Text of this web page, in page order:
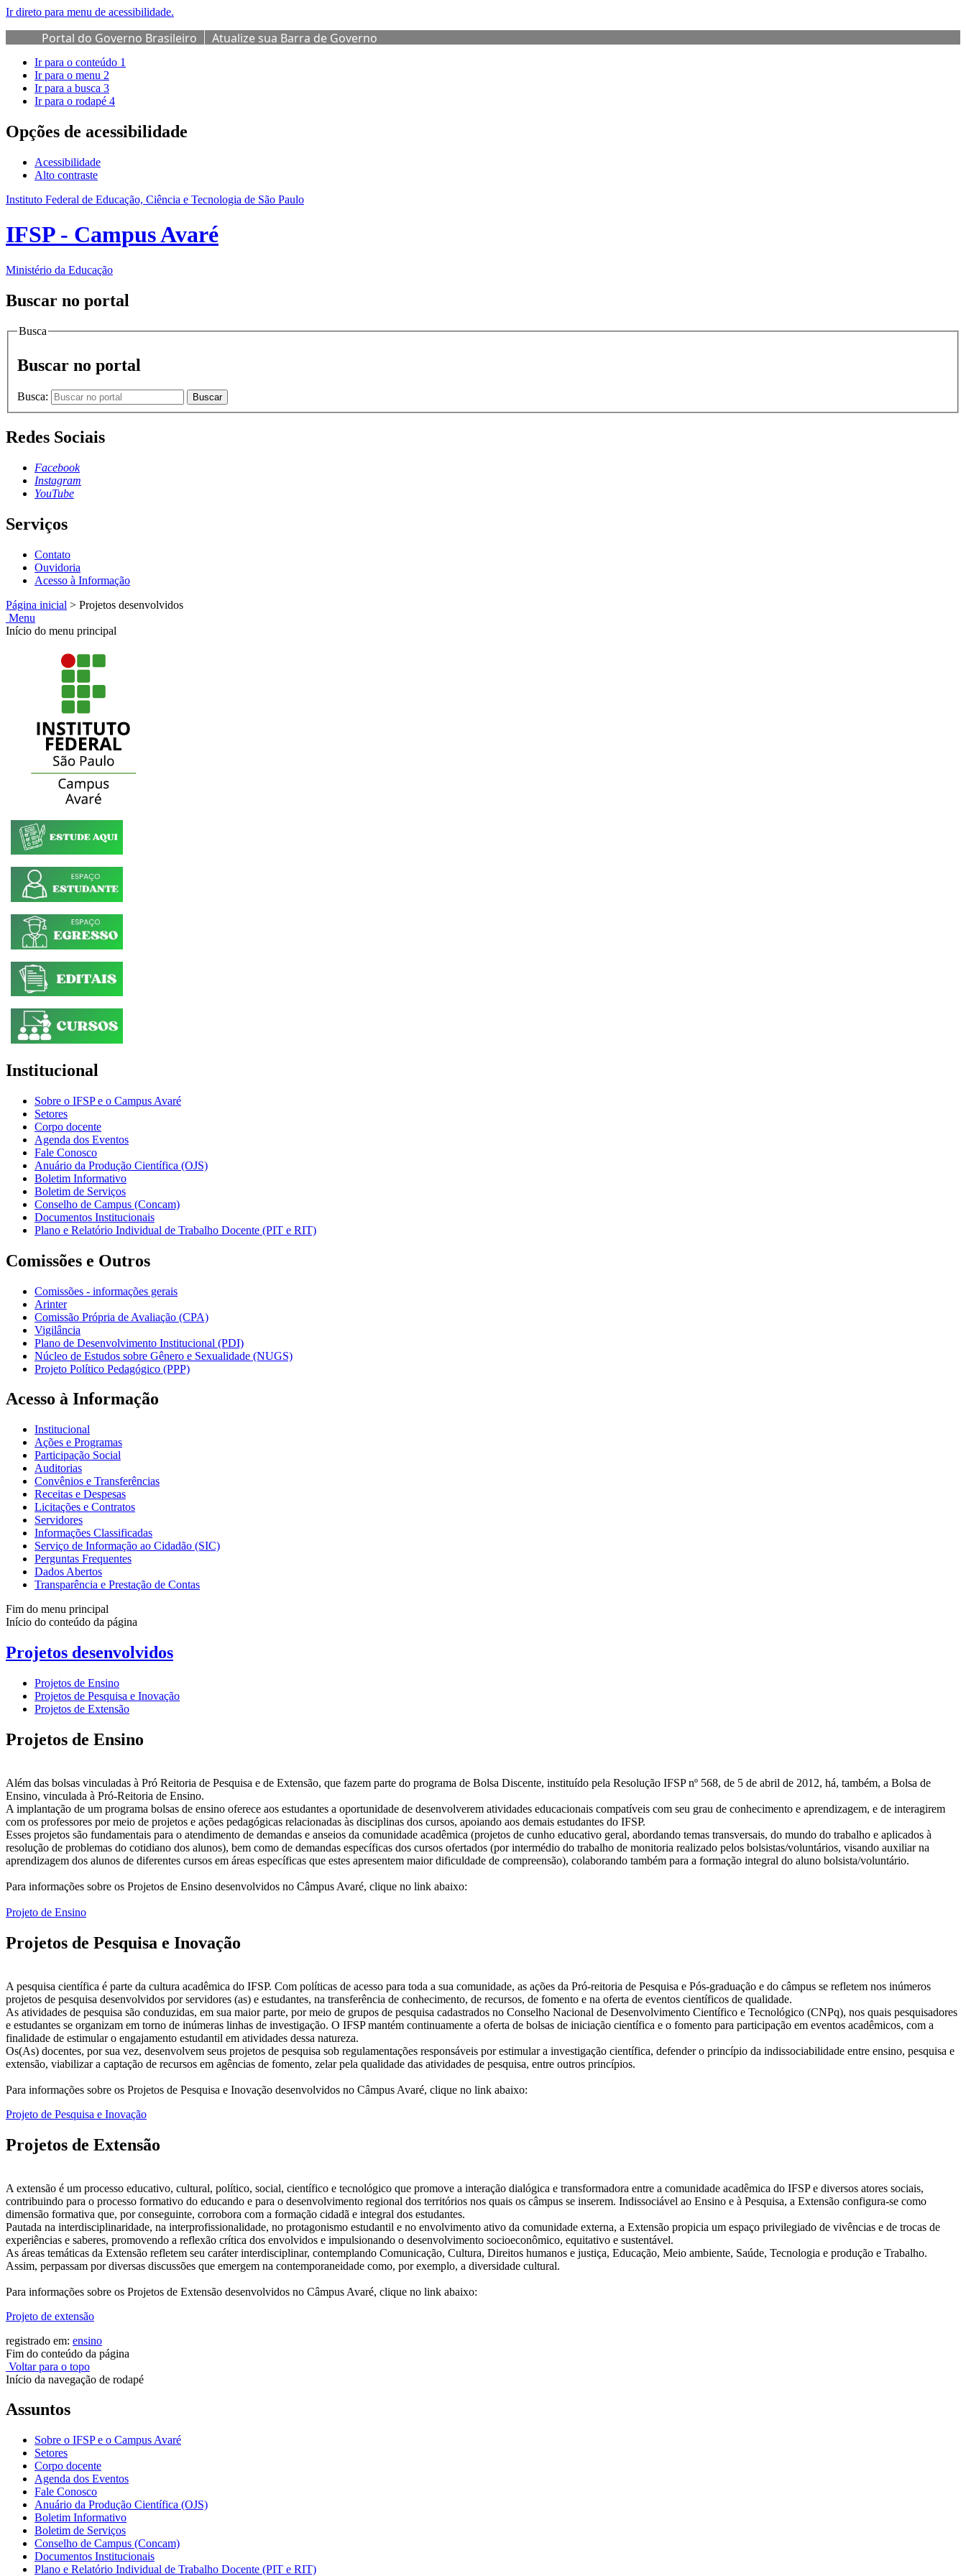
Ir direto para menu de acessibilidade.
Portal do Governo Brasileiro Atualize sua Barra de Governo
Ir para o conteúdo 1
Ir para o menu 2
Ir para a busca 3
Ir para o rodapé 4
Opções de acessibilidade
Acessibilidade
Alto contraste
Instituto Federal de Educação, Ciência e Tecnologia de São Paulo
IFSP - Campus Avaré
Ministério da Educação
Buscar no portal
Busca
Buscar no portal
Busca: Buscar
Redes Sociais
Facebook
Instagram
YouTube
Serviços
Contato
Ouvidoria
Acesso à Informação
Página inicial > Projetos desenvolvidos
Menu
Início do menu principal
Institucional
Sobre o IFSP e o Campus Avaré
Setores
Corpo docente
Agenda dos Eventos
Fale Conosco
Anuário da Produção Científica (OJS)
Boletim Informativo
Boletim de Serviços
Conselho de Campus (Concam)
Documentos Institucionais
Plano e Relatório Individual de Trabalho Docente (PIT e RIT)
Comissões e Outros
Comissões - informações gerais
Arinter
Comissão Própria de Avaliação (CPA)
Vigilância
Plano de Desenvolvimento Institucional (PDI)
Núcleo de Estudos sobre Gênero e Sexualidade (NUGS)
Projeto Político Pedagógico (PPP)
Acesso à Informação
Institucional
Ações e Programas
Participação Social
Auditorias
Convênios e Transferências
Receitas e Despesas
Licitações e Contratos
Servidores
Informações Classificadas
Serviço de Informação ao Cidadão (SIC)
Perguntas Frequentes
Dados Abertos
Transparência e Prestação de Contas
Fim do menu principal
Início do conteúdo da página
Projetos desenvolvidos
Projetos de Ensino
Projetos de Pesquisa e Inovação
Projetos de Extensão
Projetos de Ensino
Além das bolsas vinculadas à Pró Reitoria de Pesquisa e de Extensão, que fazem parte do programa de Bolsa Discente, instituído pela Resolução IFSP nº 568, de 5 de abril de 2012, há, também, a Bolsa de
Ensino, vinculada à Pró-Reitoria de Ensino.
A implantação de um programa bolsas de ensino oferece aos estudantes a oportunidade de desenvolverem atividades educacionais compatíveis com seu grau de conhecimento e aprendizagem, e de interagirem
com os professores por meio de projetos e ações pedagógicas relacionadas às disciplinas dos cursos, apoiando aos demais estudantes do IFSP.
Esses projetos são fundamentais para o atendimento de demandas e anseios da comunidade acadêmica (projetos de cunho educativo geral, abordando temas transversais, do mundo do trabalho e aplicados à
resolução de problemas do cotidiano dos alunos), bem como de demandas específicas dos cursos ofertados (por intermédio do trabalho de monitoria realizado pelos bolsistas/voluntários, visando auxiliar na
aprendizagem dos alunos de diferentes cursos em áreas específicas que estes apresentem maior dificuldade de compreensão), colaborando também para a formação integral do aluno bolsista/voluntário.
Para informações sobre os Projetos de Ensino desenvolvidos no Câmpus Avaré, clique no link abaixo:
Projeto de Ensino
Projetos de Pesquisa e Inovação
A pesquisa científica é parte da cultura acadêmica do IFSP. Com políticas de acesso para toda a sua comunidade, as ações da Pró-reitoria de Pesquisa e Pós-graduação e do câmpus se refletem nos inúmeros
projetos de pesquisa desenvolvidos por servidores (as) e estudantes, na transferência de conhecimento, de recursos, de fomento e na oferta de eventos científicos de qualidade.
As atividades de pesquisa são conduzidas, em sua maior parte, por meio de grupos de pesquisa cadastrados no Conselho Nacional de Desenvolvimento Científico e Tecnológico (CNPq), nos quais pesquisadores
e estudantes se organizam em torno de inúmeras linhas de investigação. O IFSP mantém continuamente a oferta de bolsas de iniciação científica e o fomento para participação em eventos acadêmicos, com a
finalidade de estimular o engajamento estudantil em atividades dessa natureza.
Os(As) docentes, por sua vez, desenvolvem seus projetos de pesquisa sob regulamentações responsáveis por estimular a investigação científica, defender o princípio da indissociabilidade entre ensino, pesquisa e
extensão, viabilizar a captação de recursos em agências de fomento, zelar pela qualidade das atividades de pesquisa, entre outros princípios.
Para informações sobre os Projetos de Pesquisa e Inovação desenvolvidos no Câmpus Avaré, clique no link abaixo:
Projeto de Pesquisa e Inovação
Projetos de Extensão
A extensão é um processo educativo, cultural, político, social, científico e tecnológico que promove a interação dialógica e transformadora entre a comunidade acadêmica do IFSP e diversos atores sociais,
contribuindo para o processo formativo do educando e para o desenvolvimento regional dos territórios nos quais os câmpus se inserem. Indissociável ao Ensino e à Pesquisa, a Extensão configura-se como
dimensão formativa que, por conseguinte, corrobora com a formação cidadã e integral dos estudantes.
Pautada na interdisciplinaridade, na interprofissionalidade, no protagonismo estudantil e no envolvimento ativo da comunidade externa, a Extensão propicia um espaço privilegiado de vivências e de trocas de
experiências e saberes, promovendo a reflexão crítica dos envolvidos e impulsionando o desenvolvimento socioeconômico, equitativo e sustentável.
As áreas temáticas da Extensão refletem seu caráter interdisciplinar, contemplando Comunicação, Cultura, Direitos humanos e justiça, Educação, Meio ambiente, Saúde, Tecnologia e produção e Trabalho.
Assim, perpassam por diversas discussões que emergem na contemporaneidade como, por exemplo, a diversidade cultural.
Para informações sobre os Projetos de Extensão desenvolvidos no Câmpus Avaré, clique no link abaixo:
Projeto de extensão
registrado em: ensino
Fim do conteúdo da página
Voltar para o topo
Início da navegação de rodapé
Assuntos
Sobre o IFSP e o Campus Avaré
Setores
Corpo docente
Agenda dos Eventos
Fale Conosco
Anuário da Produção Científica (OJS)
Boletim Informativo
Boletim de Serviços
Conselho de Campus (Concam)
Documentos Institucionais
Plano e Relatório Individual de Trabalho Docente (PIT e RIT)